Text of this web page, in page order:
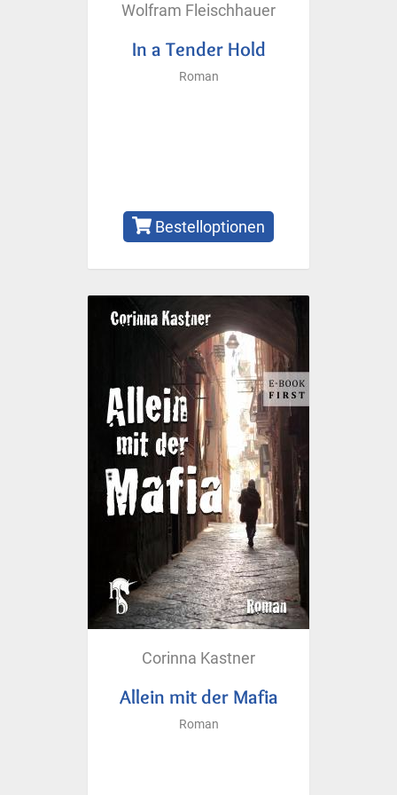
Wolfram Fleischhauer
In a Tender Hold
Roman
Bestelloptionen
Corinna Kastner
Allein mit der Mafia
Roman